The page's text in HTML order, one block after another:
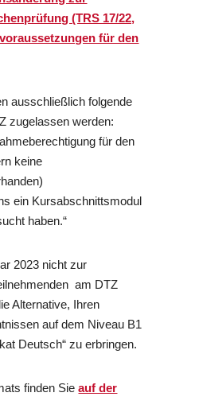
(TRS 17/22,
für den
ausschließlich folgende
zugelassen werden:
für den
keine
ein Kursabschnittsmodul
haben.“
2023 nicht zur
am DTZ
Alternative, Ihren
auf dem Niveau B1
Deutsch“ zu erbringen.
finden Sieauf der